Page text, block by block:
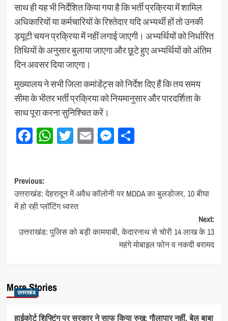
साथ ही यह भी निर्देशित किया गया है कि भर्ती प्रक्रिया में शामिल
अधिकारियों या कर्मचारियों के रिश्तेदार यदि अभ्यर्थी हों तो उनकी
ड्यूटी चयन प्रक्रिया में नहीं लगाई जाएगी। अभ्यर्थियों को निर्धारित
तिथियों के अनुसार बुलाया जाएगा और छूटे हुए अभ्यर्थियों को अंतिम
दिन अवसर दिया जाएगा।
मुख्यालय ने सभी जिला कमांडेंट्स को निर्देश दिए हैं कि तय समय
सीमा के भीतर भर्ती प्रक्रिया को नियमानुसार और पारदर्शिता के
साथ पूरा करना सुनिश्चित करें।
Facebook
WhatsApp
Twitter
EmailMessenger
Share
Post
navigation
Previous:
उत्तराखंड: देहरादून में अवैध कॉलोनी पर MDDA का बुलडोजर, 10 बीघा
में हो रही प्लॉटिंग ध्वस्त
Next:
उत्तराखंड: पुलिस को बड़ी कामयाबी, केदारनाथ से चोरी 14 लाख के 13
महंगे मोबाइल फोन व नकदी बरामद
More Stories
उत्तराखंड
हाईकोर्ट शिफ्टिंग पर सरकार ने साफ किया रुख: गौलापार नहीं, बेल बाबा